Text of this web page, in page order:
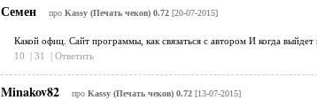
Семен про Kassy (Печать чеков) 0.72[20-07-2015]
Какой офиц. Сайт программы, как связаться с автором И когда
10
| 31 | Ответить
Minakov82 про Kassy (Печать чеков) 0.72[13-07-2015]